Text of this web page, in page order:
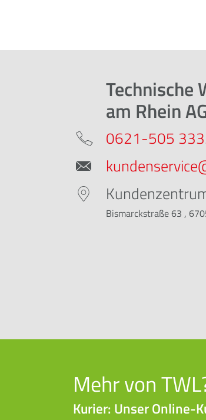
Technische
am Rhein
0621-505
Bismarckstraße 63 ,
Mehr von
Kurier: Unser Online-